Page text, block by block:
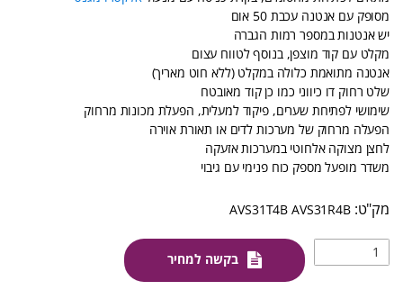
מסופק עם אנטנה עכבת 50 אום
יש אנטנות במספר רמות הגברה
מקלט עם קוד מוצפן, בנוסף לטווח עצום
אנטנה מתואמת כלולה במקלט (ללא חוט מאריך)
שלט רחוק דו כיווני כמו כן קוד מאובטח
שימושי לפתיחת שערים, פיקוד למעלית, הפעלת מכונות מרחוק
הפעלה מרחוק של מערכות לדים או תאורת אוירה
לחצן מצוקה אלחוטי במערכות אזעקה
משדר מופעל מספק כוח פנימי עם גיבוי
AVS31T4B AVS31R4B
בקשה למחיר